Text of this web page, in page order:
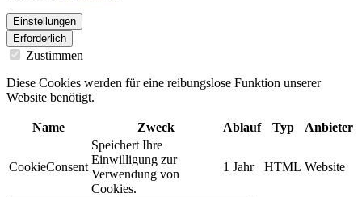
Einstellungen
Erforderlich
Zustimmen
Diese Cookies werden für eine reibungslose Funktion unserer
Website benötigt.
Name Zweck Ablauf Typ Anbieter
CookieConsent
Speichert Ihre
Einwilligung zur
Verwendung von
Cookies.
1 Jahr HTML Website